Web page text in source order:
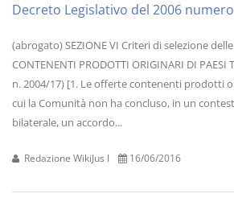
Decreto Legislativo del 2006
(abrogato) SEZIONE VI Criteri di selezione
CONTENENTI PRODOTTI ORIGINARI DI
n. 2004/17) [1. Le offerte contenenti prodotti
cui la Comunità non ha concluso, in un
bilaterale, un accordo...
Redazione WikiJus I 16/06/2016